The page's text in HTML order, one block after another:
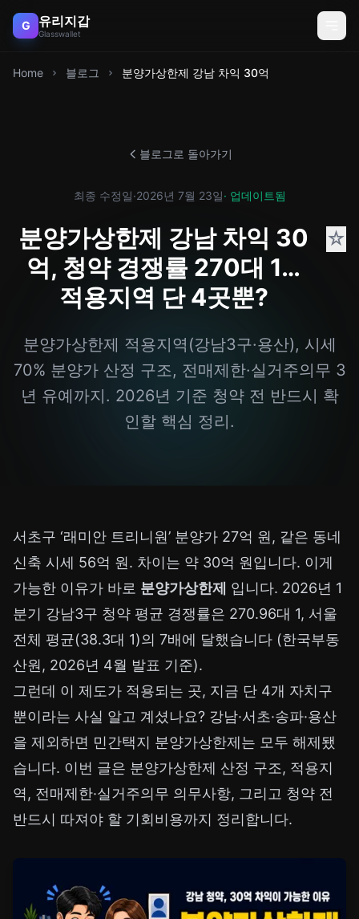
G 유리지갑
Glasswallet
Home 블로그 분양가상한제 강남 차익 30억
블로그로 돌아가기
최종 수정일·2026년 7월 23일· 업데이트됨
분양가상한제 강남 차익 30
억, 청약 경쟁률 270대 1…
적용지역 단 4곳뿐?
☆
분양가상한제 적용지역(강남3구·용산), 시세
70% 분양가 산정 구조, 전매제한·실거주의무 3
년 유예까지. 2026년 기준 청약 전 반드시 확
인할 핵심 정리.
서초구 ‘래미안 트리니원’ 분양가 27억 원, 같은 동네
신축 시세 56억 원. 차이는 약 30억 원입니다. 이게
가능한 이유가 바로 분양가상한제 입니다. 2026년 1
분기 강남3구 청약 평균 경쟁률은 270.96대 1, 서울
전체 평균(38.3대 1)의 7배에 달했습니다 (한국부동
산원, 2026년 4월 발표 기준).
그런데 이 제도가 적용되는 곳, 지금 단 4개 자치구
뿐이라는 사실 알고 계셨나요? 강남·서초·송파·용산
을 제외하면 민간택지 분양가상한제는 모두 해제됐
습니다. 이번 글은 분양가상한제 산정 구조, 적용지
역, 전매제한·실거주의무 의무사항, 그리고 청약 전
반드시 따져야 할 기회비용까지 정리합니다.